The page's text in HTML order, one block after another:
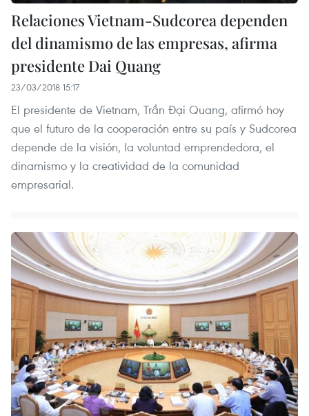
Relaciones Vietnam-Sudcorea dependen
del dinamismo de las empresas, afirma
presidente Dai Quang
23/03/2018 15:17
El presidente de Vietnam, Trần Đại Quang, afirmó hoy
que el futuro de la cooperación entre su país y Sudcorea
depende de la visión, la voluntad emprendedora, el
dinamismo y la creatividad de la comunidad
empresarial.